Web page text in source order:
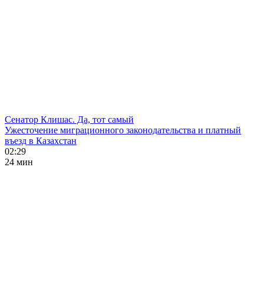
Сенатор Клишас. Да, тот самый
Ужесточение миграционного законодательства и платный
въезд в Казахстан
02:29
24 мин